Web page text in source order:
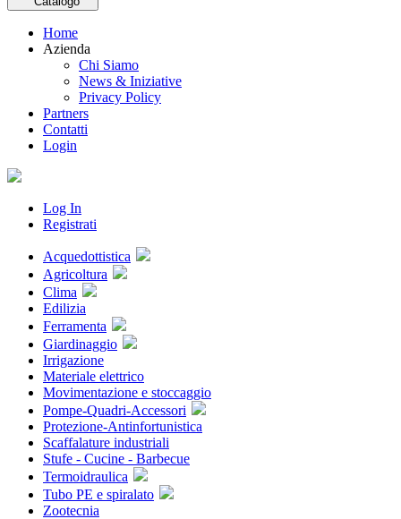
Home
Azienda
Chi Siamo
News & Iniziative
Privacy Policy
Partners
Contatti
Login
Log In
Registrati
Acquedottistica
Agricoltura
Clima
Edilizia
Ferramenta
Giardinaggio
Irrigazione
Materiale elettrico
Movimentazione e stoccaggio
Pompe-Quadri-Accessori
Protezione-Antinfortunistica
Scaffalature industriali
Stufe - Cucine - Barbecue
Termoidraulica
Tubo PE e spiralato
Zootecnia